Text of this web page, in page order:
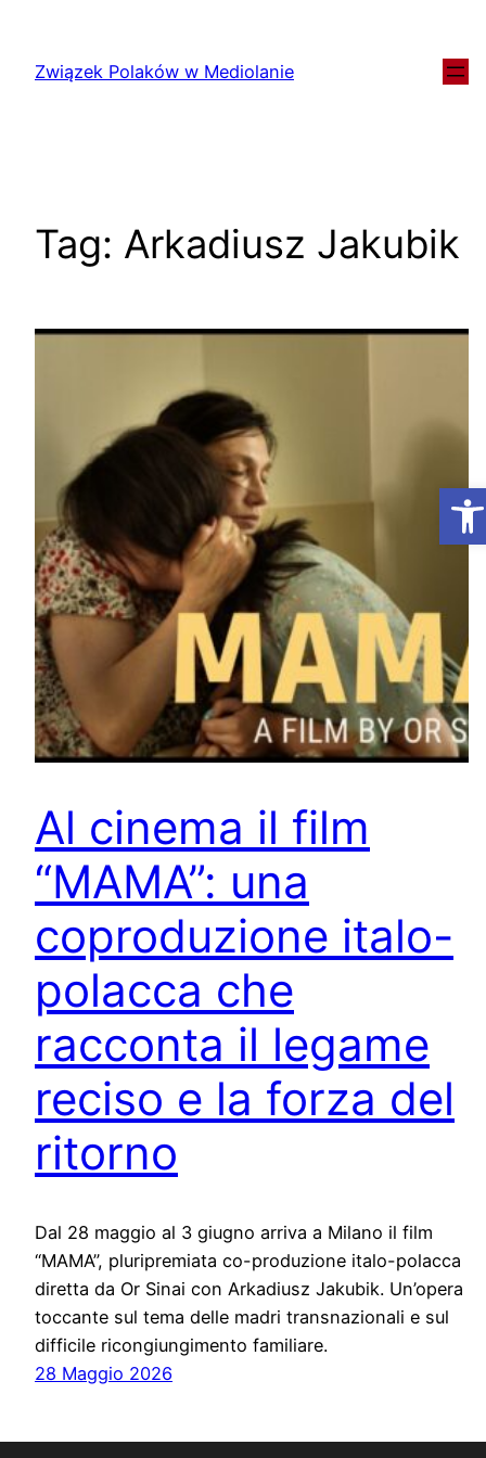
Związek Polaków w Mediolanie
Tag: Arkadiusz Jakubik
Al cinema il film
“MAMA”: una
coproduzione italo-
polacca che
racconta il legame
reciso e la forza del
ritorno
Dal 28 maggio al 3 giugno arriva a Milano il film
“MAMA”, pluripremiata co-produzione italo-polacca
diretta da Or Sinai con Arkadiusz Jakubik. Un’opera
toccante sul tema delle madri transnazionali e sul
difficile ricongiungimento familiare.
28 Maggio 2026